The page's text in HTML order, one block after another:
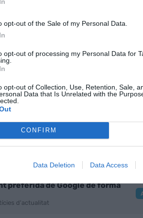
opt-out of the Sale of my Personal Data.
opt-out of processing my Personal Data for
opt-out of Collection, Use, Retention, Sale,
Data that Is Unrelated with the
CONFIRM
Data Deletion Data Access
la Indústria, i amb la intervenció
per dinamitzar la Iniciativa
(IPI).
de
coneixement d’empresaris i
de la innovació, la
i la gestió del talent.
i acadèmica i les polítiques
preferida de Google de forma
d'actualitat